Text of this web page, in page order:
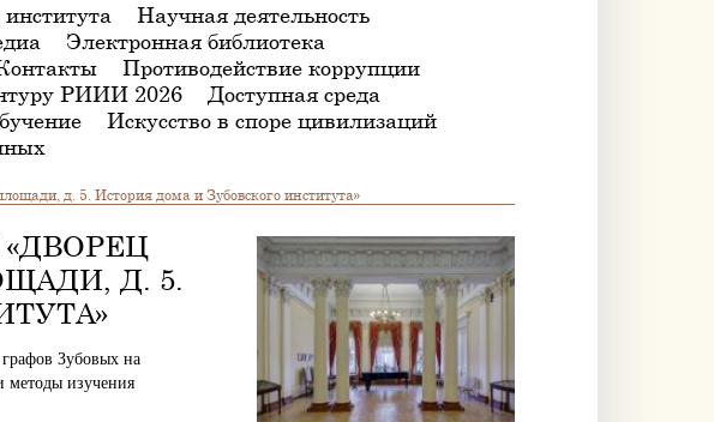
Научная деятельность
Электронная библиотека
Противодействие коррупции
РИИИ 2026
Доступная среда
Искусство в споре цивилизаций
д. 5. История дома и Зубовского института»
Д. 5.
Зубовых на
методы изучения